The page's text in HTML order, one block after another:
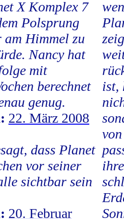
X Komplex 7
Polsprung
Himmel zu
Nancy hat
mit
berechnet
genug.
22. März 2008
dass Planet
vor seiner
sichtbar sein
20. Februar
ist,